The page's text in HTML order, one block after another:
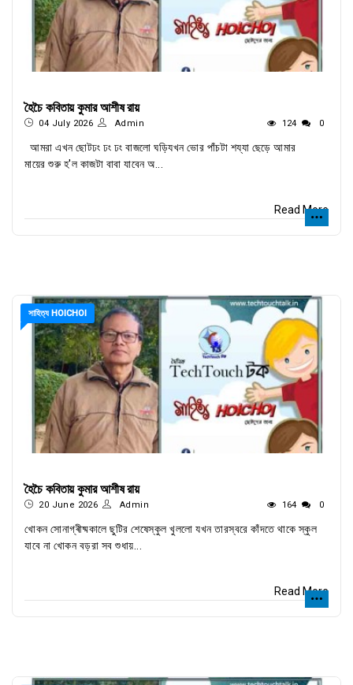
হৈচৈ কবিতায় কুমার আশীষ রায়
04 July 2026 Admin 124 0
আমরা এখন ছোটঢং ঢং ঢং বাজলো ঘড়িযখন ভোর পাঁচটা শয্যা ছেড়ে আমার
মায়ের শুরু হ'ল কাজটা বাবা যাবেন অ...
Read More
সাহিত্য HOICHOI
হৈচৈ কবিতায় কুমার আশীষ রায়
20 June 2026 Admin 164 0
খোকন সোনাগ্ৰীষ্মকালে ছুটির শেষেস্কুল খুললো যখন তারস্বরে কাঁদতে থাকে স্কুল
যাবে না খোকন বড়রা সব শুধায়...
Read More